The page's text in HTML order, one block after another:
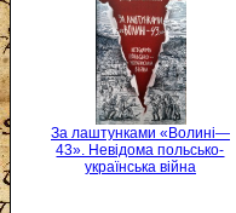
За лаштунками «Волині—
43». Невідома польсько-
українська війна